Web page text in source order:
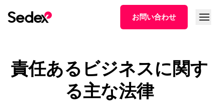
お問い合わせ メニ
責任あるビジネスに関す
る主な法律